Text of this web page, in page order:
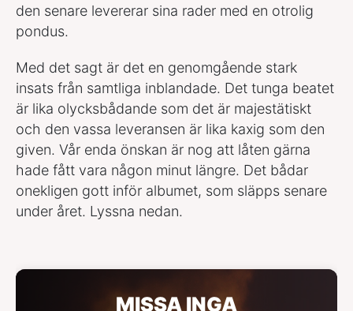
den senare levererar sina rader med en otrolig
pondus.
Med det sagt är det en genomgående stark
insats från samtliga inblandade. Det tunga beatet
är lika olycksbådande som det är majestätiskt
och den vassa leveransen är lika kaxig som den
given. Vår enda önskan är nog att låten gärna
hade fått vara någon minut längre. Det bådar
onekligen gott inför albumet, som släpps senare
under året. Lyssna nedan.
MISSA INGA